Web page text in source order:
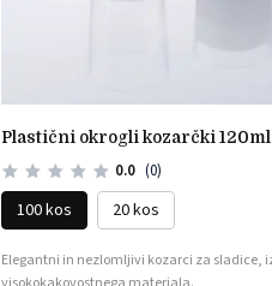
plastični okrogli kozarčki
0.0 (0)
100 kos 20 kos
Elegantni in nezlomljivi kozarci za sladice,